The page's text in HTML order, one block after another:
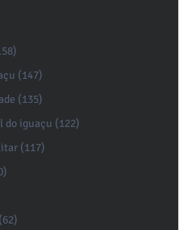
(147)
(135)
do iguaçu (122)
(117)